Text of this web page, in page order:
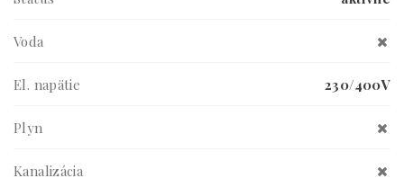
Voda
El. napätie 230/400V
Plyn
Kanalizácia